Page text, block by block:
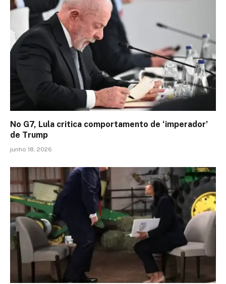
No G7, Lula critica comportamento de ‘imperador’
de Trump
junho 18, 2026